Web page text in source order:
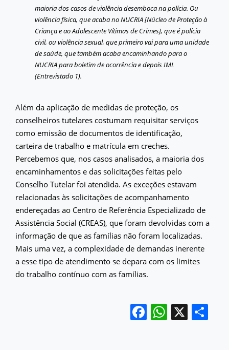
maioria dos casos de violência desemboca na polícia. Ou
violência física, que acaba no NUCRIA [Núcleo de Proteção à
Criança e ao Adolescente Vítimas de Crimes], que é polícia
civil, ou violência sexual, que primeiro vai para uma unidade
de saúde, que também acaba encaminhando para o
NUCRIA para boletim de ocorrência e depois IML
(Entrevistado 1).
Além da aplicação de medidas de proteção, os
conselheiros tutelares costumam requisitar serviços
como emissão de documentos de identificação,
carteira de trabalho e matrícula em creches.
Percebemos que, nos casos analisados, a maioria dos
encaminhamentos e das solicitações feitas pelo
Conselho Tutelar foi atendida. As exceções estavam
relacionadas às solicitações de acompanhamento
endereçadas ao Centro de Referência Especializado de
Assistência Social (CREAS), que foram devolvidas com a
informação de que as famílias não foram localizadas.
Mais uma vez, a complexidade de demandas inerente
a esse tipo de atendimento se depara com os limites
do trabalho contínuo com as famílias.
Facebook
X